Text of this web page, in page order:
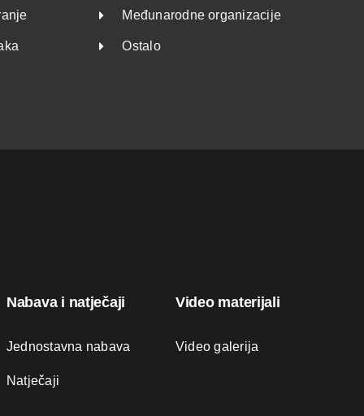
Međunarodne organizacije
Ostalo
Nabava i natječaji
Jednostavna nabava
Natječaji
Video materijali
Video galerija